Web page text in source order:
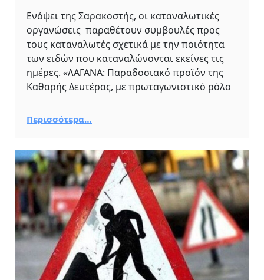
Ενόψει της Σαρακοστής, οι καταναλωτικές
οργανώσεις παραθέτουν συμβουλές προς
τους καταναλωτές σχετικά με την ποιότητα
των ειδών που καταναλώνονται εκείνες τις
ημέρες. «ΛΑΓΑΝΑ: Παραδοσιακό προϊόν της
Καθαρής Δευτέρας, με πρωταγωνιστικό ρόλο
Περισσότερα…